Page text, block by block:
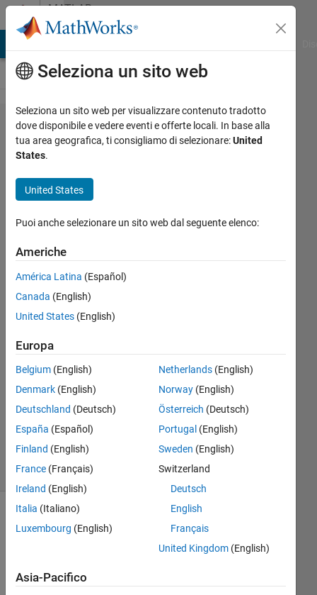
Vai al contenutoMATLAB
Answers
Plot
alternatively
uitab of two
Jérôme
2022
1
Risposta
Risposta
Aggiornato
24 Ago
2022
Visualizzazioni
(30 giorni)
Seleziona un sito web
Seleziona un sito web per visualizzare contenuto tradotto
dove disponibile e vedere eventi e offerte locali. In base alla
tua area geografica, ti consigliamo di selezionare:United
States.
United States
Puoi anche selezionare un sito web dal seguente elenco:
Americhe
América Latina (Español)
Canada (English)
United States (English)
Europa
Belgium (English)
Denmark (English)
Deutschland (Deutsch)
España (Español)
Finland (English)
France (Français)
Ireland (English)
Italia (Italiano)
Luxembourg (English)
Netherlands(English)
Norway(English)
Österreich (Deutsch)
Portugal (English)
Sweden (English)
Switzerland
Deutsch
English
Français
United Kingdom(English)
Asia-Pacifico